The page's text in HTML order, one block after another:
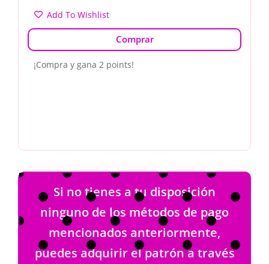
Add To Wishlist
Comprar
¡Compra y gana 2 points!
Si no tienes a tu disposición
ninguno de los métodos de pago
mencionados anteriormente,
puedes adquirir el patrón a través